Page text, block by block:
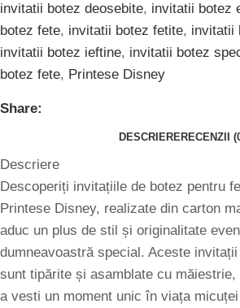
invitatii botez deosebite, invitatii botez
botez fete, invitatii botez fetite, invitatii
invitatii botez ieftine, invitatii botez
botez fete, Printese Disney
Share:
DESCRIERE RECENZII
Descriere
Descoperiți invitațiile de botez pentru
Printese Disney, realizate din carton
aduc un plus de stil și originalitate
dumneavoastră special. Aceste
sunt tipărite și asamblate cu
a vesti un moment unic în viața